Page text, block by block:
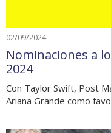
02/09/2024
Nominaciones a
2024
Con Taylor Swift, Post
Ariana Grande como